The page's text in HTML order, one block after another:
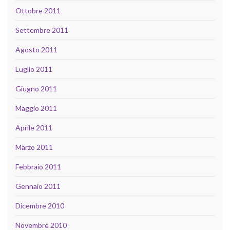
Ottobre 2011
Settembre 2011
Agosto 2011
Luglio 2011
Giugno 2011
Maggio 2011
Aprile 2011
Marzo 2011
Febbraio 2011
Gennaio 2011
Dicembre 2010
Novembre 2010